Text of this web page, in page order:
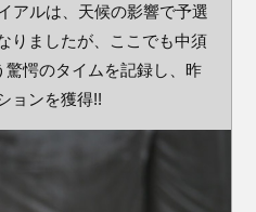
アルは、天候の影響で予選
りましたが、ここでも中須
驚愕のタイムを記録し、昨
ョンを獲得!!